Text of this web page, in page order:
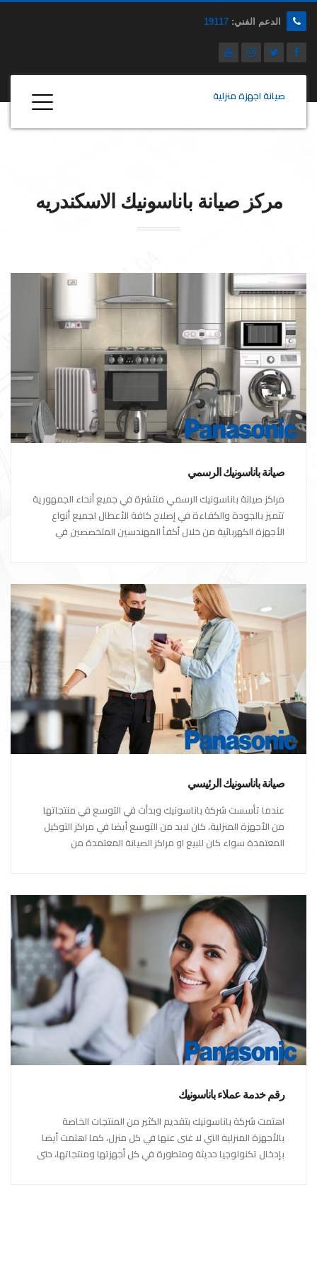
الدعم الفني: 19117
صيانة اجهزة منزلية
مركز صيانةباناسونيك الاسكندريه
صيانة باناسونيك الرسمي
مراكز صيانة باناسونيك الرسمي منتشرة في جميع أنحاء الجمهورية
تتميز بالجودة والكفاءة في إصلاح كافة الأعطال لجميع أنواع
الأجهزة الكهربائية من خلال أكفأ المهندسين المتخصصين في
صيانة باناسونيك الرئيسي
عندما تأسست شركة باناسونيك وبدأت في التوسع في منتجاتها
من الأجهزة المنزلية، كان لابد من التوسع أيضا في مراكز التوكيل
المعتمدة سواء كان للبيع او مراكز الصيانة المعتمدة من
رقم خدمة عملاء باناسونيك
اهتمت شركة باناسونيك بتقديم الكثير من المنتجات الخاصة
بالأجهزة المنزلية التي لا غنى عنها في كل منزل، كما اهتمت أيضا
بإدخال تكنولوجيا حديثة ومتطورة في كل أجهزتها ومنتجاتها، حتى